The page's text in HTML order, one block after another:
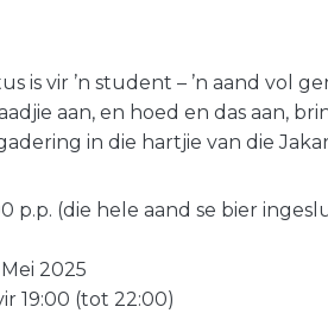
is vir ’n student – ’n aand vol
aan, en hoed en das aan,
in die hartjie van die
p.p. (die hele aand se bier
2025
19:00 (tot 22:00)